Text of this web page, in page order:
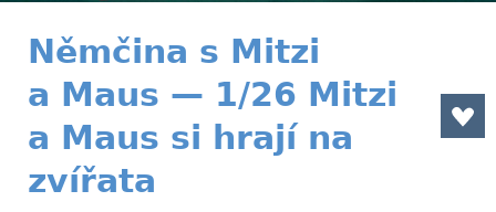
Němčina s Mitzi
a Maus — 1/26 Mitzi
a Maus si hrají na
zvířata